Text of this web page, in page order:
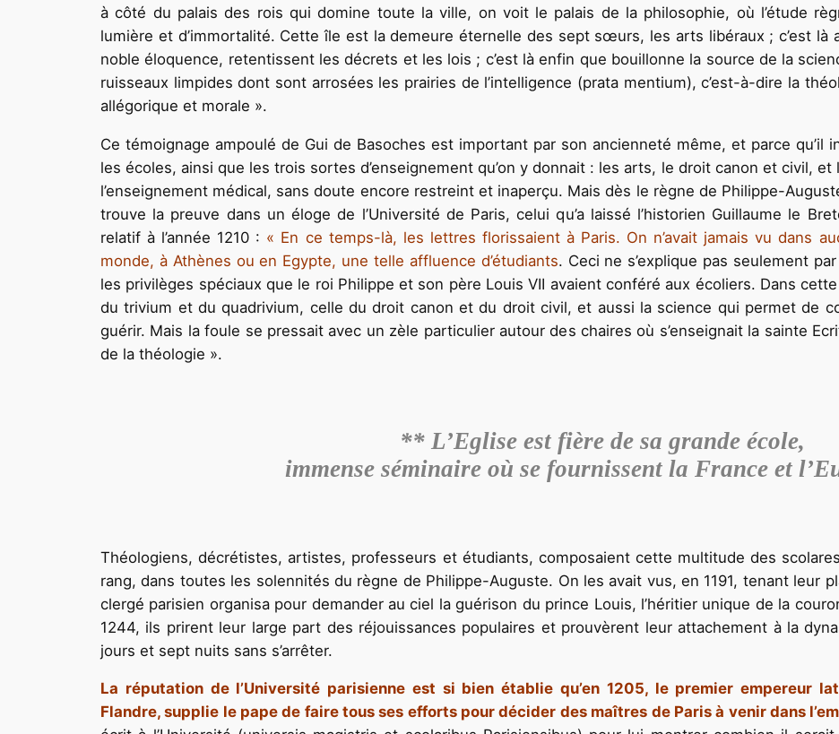
à côté du palais des rois qui domine toute la ville, on voit le palais de la philosophie, où l’étude
lumière et d’immortalité. Cette île est la demeure éternelle des sept sœurs, les arts libéraux ; c’est là
noble éloquence, retentissent les décrets et les lois ; c’est là enfin que bouillonne la source de la
ruisseaux limpides dont sont arrosées les prairies de l’intelligence (prata mentium), c’est-à-dire la
allégorique et morale ».
Ce témoignage ampoulé de Gui de Basoches est important par son ancienneté même, et parce qu’il
les écoles, ainsi que les trois sortes d’enseignement qu’on y donnait : les arts, le droit canon et civil, et
l’enseignement médical, sans doute encore restreint et inaperçu. Mais dès le règne de Philippe-
trouve la preuve dans un éloge de l’Université de Paris, celui qu’a laissé l’historien Guillaume le
relatif à l’année 1210 : « En ce temps-là, les lettres florissaient à Paris. On n’avait jamais vu dans
monde, à Athènes ou en Egypte, une telle affluence d’étudiants. Ceci ne s’explique pas seulement
les privilèges spéciaux que le roi Philippe et son père Louis VII avaient conféré aux écoliers. Dans
du trivium et du quadrivium, celle du droit canon et du droit civil, et aussi la science qui permet de
guérir. Mais la foule se pressait avec un zèle particulier autour des chaires où s’enseignait la sainte
de la théologie ».
** L’Eglise est fière de sa grande école,
immense séminaire où se fournissent la France et
Théologiens, décrétistes, artistes, professeurs et étudiants, composaient cette multitude des
rang, dans toutes les solennités du règne de Philippe-Auguste. On les avait vus, en 1191, tenant leur
clergé parisien organisa pour demander au ciel la guérison du prince Louis, l’héritier unique de la
1244, ils prirent leur large part des réjouissances populaires et prouvèrent leur attachement à la
jours et sept nuits sans s’arrêter.
La réputation de l’Université parisienne est si bien établie qu’en 1205, le premier empereur
Flandre, supplie le pape de faire tous ses efforts pour décider des maîtres de Paris à venir dans